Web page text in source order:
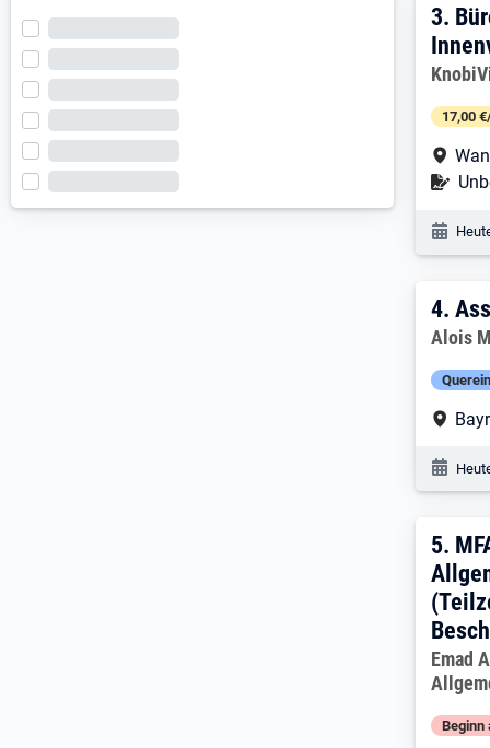
3.
3.
17,00
4.
4.
Alois
5.
5.
Emad
Beginn